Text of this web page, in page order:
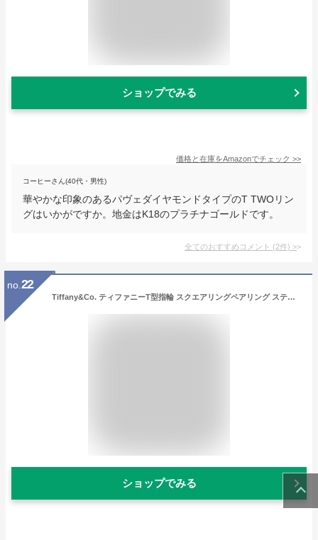
ショップでみる
価格と在庫をAmazonでチェック >>
コーヒーさん(40代・男性)
華やかな印象のあるパヴェダイヤモンドタイプのT TWOリン
グはいかがですか。地金はK18のプラチナゴールドです。
全てのおすすめコメント (2件) >
no. 22
Tiffany&Co. ティファニーT型指輪 スクエアリングペアリング ステンレススチールスクエアT アクセサリーT-RING 18Kホワイトゴールド 約 7号8号9号10号11号13号14号16号17号18号19号スターリングシルバー925 TSQUARERING
ショップでみる